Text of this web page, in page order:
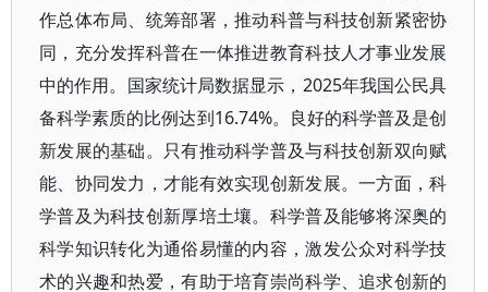
作总体布局、统筹部署，推动科普与科技创新紧密协
同，充分发挥科普在一体推进教育科技人才事业发展
中的作用。国家统计局数据显示，2025年我国公民具
备科学素质的比例达到16.74%。良好的科学普及是创
新发展的基础。只有推动科学普及与科技创新双向赋
能、协同发力，才能有效实现创新发展。一方面，科
学普及为科技创新厚培土壤。科学普及能够将深奥的
科学知识转化为通俗易懂的内容，激发公众对科学技
术的兴趣和热爱，有助于培育崇尚科学、追求创新的